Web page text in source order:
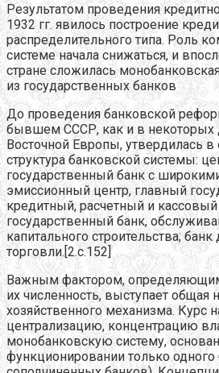
Результатом проведения
1932 гг. явилось построение
распределительного типа. Роль
системе начала снижаться, и
стране сложилась
из государственных банков
До проведения банковской
бывшем СССР, как и в некоторых
Восточной Европы, утвердилась
структура банковской системы:
государственный банк с
эмиссионный центр, главный
кредитный, расчетный и кассовый
государственный банк,
капитального строительства;
торговли.[2.c.152]
Важным фактором, определяющим
их численность, выступает общая
хозяйственного механизма. Курс
централизацию, концентрацию
монобанковскую систему,
функционировании только одного